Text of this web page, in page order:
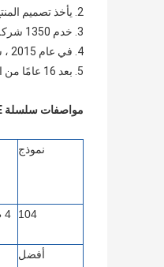
2. يأخذ تصميم المنتج السلامة كمفهوم أساسي ، وقد حصل على 33 براءة اختراع تصميم ، 20 براءة اختراع لنماذج المنفعة و 2 براءات اختراع.
3. خدم 1350 شركة عقارية رائدة و 1600 منشئ لوحة.
4. في عام 2015 ، سوف تتجاوز إيرادات المبيعات 100 مليون ، وسيصل حجم مبيعات الصندوق السنوية إلى 3 ملايين قطعة.
5. بعد 16 عامًا من التطوير ودعم العملاء ، اكتسبت أيضًا سمعة معينة.
مواصفات سلسلة BE ، السطح
نموذج
104
4 طريقة
أفضل